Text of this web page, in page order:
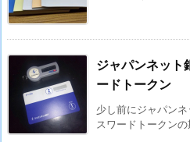
ジャパンネット
ードトークン
少し前にジャパン
スワードトークン